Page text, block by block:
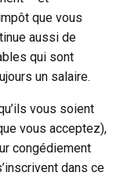
que vous
aussi de
qui sont
un salaire.
vous soient
vous acceptez),
congédiement
dans ce